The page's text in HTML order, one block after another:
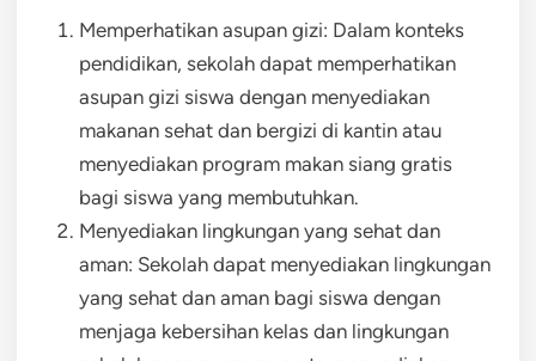
Memperhatikan asupan gizi: Dalam konteks
pendidikan, sekolah dapat memperhatikan
asupan gizi siswa dengan menyediakan
makanan sehat dan bergizi di kantin atau
menyediakan program makan siang gratis
bagi siswa yang membutuhkan.
Menyediakan lingkungan yang sehat dan
aman: Sekolah dapat menyediakan lingkungan
yang sehat dan aman bagi siswa dengan
menjaga kebersihan kelas dan lingkungan